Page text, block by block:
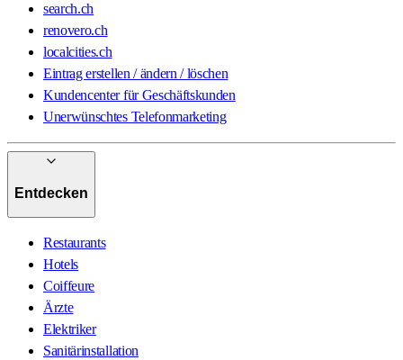
search.ch
renovero.ch
localcities.ch
Eintrag erstellen / ändern / löschen
Kundencenter für Geschäftskunden
Unerwünschtes Telefonmarketing
Entdecken
Restaurants
Hotels
Coiffeure
Ärzte
Elektriker
Sanitärinstallation